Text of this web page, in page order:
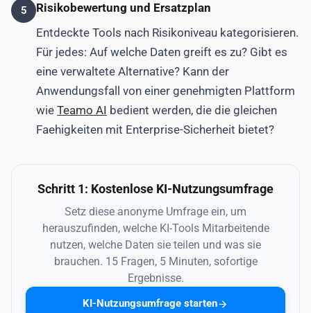
5
Risikobewertung und Ersatzplan
Entdeckte Tools nach Risikoniveau kategorisieren.
Für jedes: Auf welche Daten greift es zu? Gibt es
eine verwaltete Alternative? Kann der
Anwendungsfall von einer genehmigten Plattform
wie Teamo AI bedient werden, die die gleichen
Faehigkeiten mit Enterprise-Sicherheit bietet?
Schritt 1: Kostenlose KI-Nutzungsumfrage
Setz diese anonyme Umfrage ein, um
herauszufinden, welche KI-Tools Mitarbeitende
nutzen, welche Daten sie teilen und was sie
brauchen. 15 Fragen, 5 Minuten, sofortige
Ergebnisse.
KI-Nutzungsumfrage starten